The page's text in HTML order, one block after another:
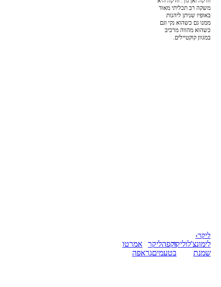
משקה רב תכליתי מאוד
באופיו שניתן ליהנות
ממנו גם כשהוא נקי וגם
כשהוא מהווה מרכיב
במגוון קוקטיילים.
ליקר›
לימונצ'לוליקר
שמנת
וקפהליקר
בטעמיםגראפה
אמרטו